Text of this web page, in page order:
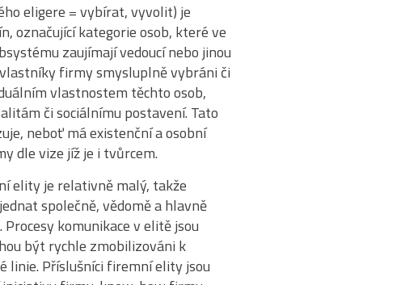
eligere = vybírat, vyvolit) je
označující kategorie osob, které ve
zaujímají vedoucí nebo jinou
firmy smysluplně vybráni či
vlastnostem těchto osob,
či sociálnímu postavení. Tato
neboť má existenční a osobní
dle vize jíž je i tvůrcem.
elity je relativně malý, takže
společně, vědomě a hlavně
komunikace v elitě jsou
být rychle zmobilizováni k
linie. Příslušníci firemní elity jsou